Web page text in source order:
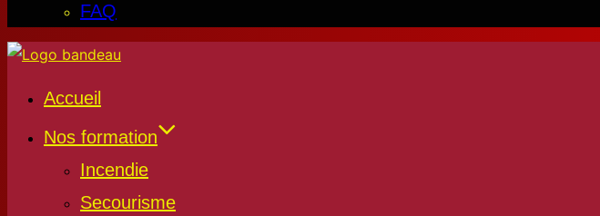
FAQ
Accueil
Nos formation
Incendie
Secourisme